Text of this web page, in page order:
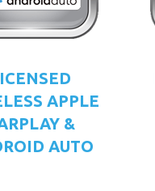
APPLE
&
AUTO